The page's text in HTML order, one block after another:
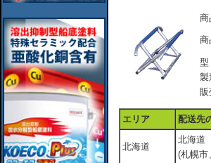
商
商
製
販
エリア 配送先
北海道
北海道
(札幌市